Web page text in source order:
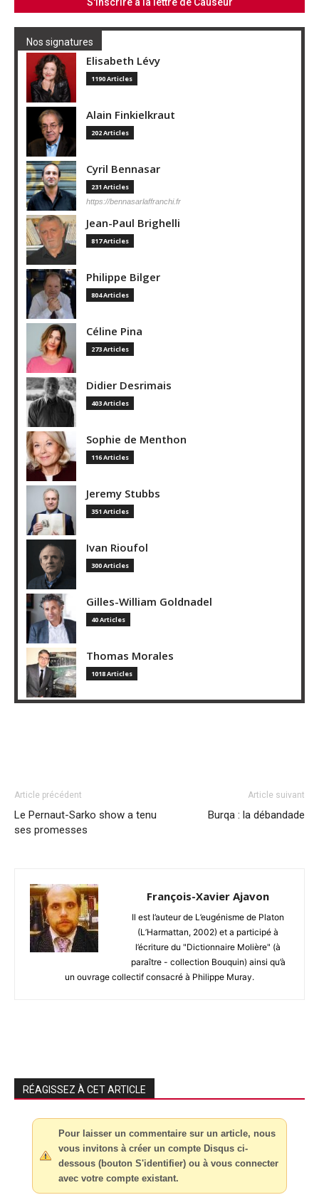
Nos signatures
Elisabeth Lévy
1190 Articles
Alain Finkielkraut
202 Articles
Cyril Bennasar
231 Articles
https://bennasarlaffranchi.fr
Jean-Paul Brighelli
817 Articles
Philippe Bilger
804 Articles
Céline Pina
273 Articles
Didier Desrimais
403 Articles
Sophie de Menthon
116 Articles
Jeremy Stubbs
351 Articles
Ivan Rioufol
300 Articles
Gilles-William Goldnadel
40 Articles
Thomas Morales
1018 Articles
Article précédent
Le Pernaut-Sarko show a tenu
ses promesses
Article suivant
Burqa : la débandade
François-Xavier Ajavon
Il est l’auteur de L’eugénisme de Platon
(L’Harmattan, 2002) et a participé à
l’écriture du "Dictionnaire Molière" (à
paraître - collection Bouquin) ainsi qu’à
un ouvrage collectif consacré à Philippe Muray.
RÉAGISSEZ À CET ARTICLE
Pour laisser un commentaire sur un article, nous
vous invitons à créer un compte Disqus ci-
dessous (bouton S'identifier) ou à vous connecter
avec votre compte existant.